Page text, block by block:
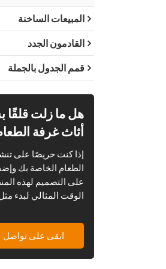
المبيعات الساخنة
القادمون الجدد
قمم الجدول بالجملة
هل ما زلت قلقًا
أثاث غرفة
إذا كنت حريصًا على
الطعام الخاصة بك
على التصميم لهذه
الوقت المثالي لبدء
ابقى على تواصل